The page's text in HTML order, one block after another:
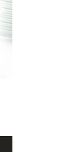
Nächstes Bild